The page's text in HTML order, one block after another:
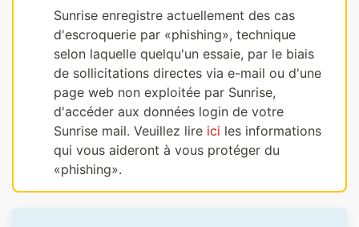
Sunrise enregistre actuellement des cas
d'escroquerie par «phishing», technique
selon laquelle quelqu'un essaie, par le biais
de sollicitations directes via e-mail ou d'une
page web non exploitée par Sunrise,
d'accéder aux données login de votre
Sunrise mail. Veuillez lire ici les informations
qui vous aideront à vous protéger du
«phishing».